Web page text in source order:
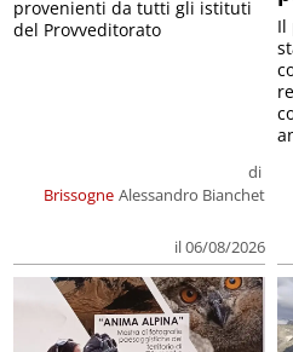
Brissogne
di
Alessandro Bianchet
il 06/08/2026
provenienti da tutti gli istituti
del Provveditorato
Il